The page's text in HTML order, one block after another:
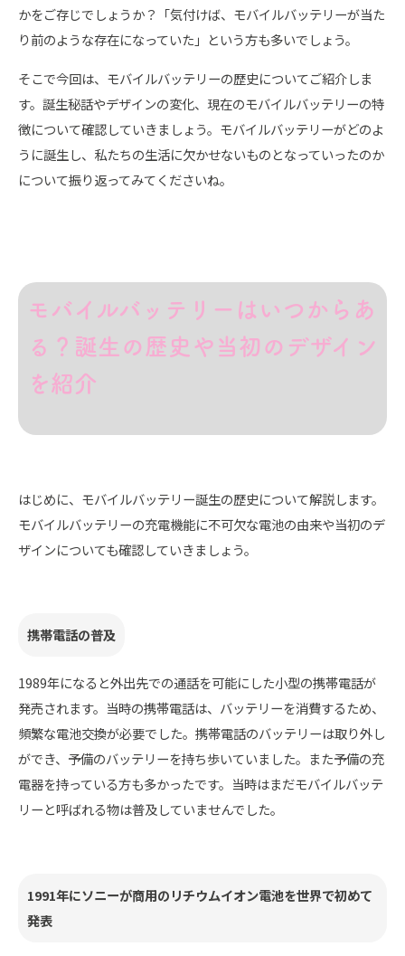
かをご存じでしょうか？「気付けば、モバイルバッテリーが当た
り前のような存在になっていた」という方も多いでしょう。
そこで今回は、モバイルバッテリーの歴史についてご紹介しま
す。誕生秘話やデザインの変化、現在のモバイルバッテリーの特
徴について確認していきましょう。モバイルバッテリーがどのよ
うに誕生し、私たちの生活に欠かせないものとなっていったのか
について振り返ってみてくださいね。
モバイルバッテリーはいつからあ
る？誕生の歴史や当初のデザイン
を紹介
はじめに、モバイルバッテリー誕生の歴史について解説します。
モバイルバッテリーの充電機能に不可欠な電池の由来や当初のデ
ザインについても確認していきましょう。
携帯電話の普及
1989年になると外出先での通話を可能にした小型の携帯電話が
発売されます。当時の携帯電話は、バッテリーを消費するため、
頻繁な電池交換が必要でした。携帯電話のバッテリーは取り外し
ができ、予備のバッテリーを持ち歩いていました。また予備の充
電器を持っている方も多かったです。当時はまだモバイルバッテ
リーと呼ばれる物は普及していませんでした。
1991年にソニーが商用のリチウムイオン電池を世界で初めて
発表